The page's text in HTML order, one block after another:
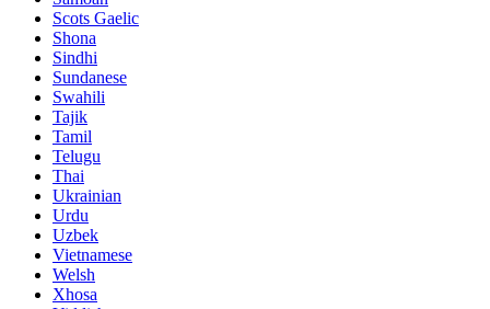
Scots Gaelic
Shona
Sindhi
Sundanese
Swahili
Tajik
Tamil
Telugu
Thai
Ukrainian
Urdu
Uzbek
Vietnamese
Welsh
Xhosa